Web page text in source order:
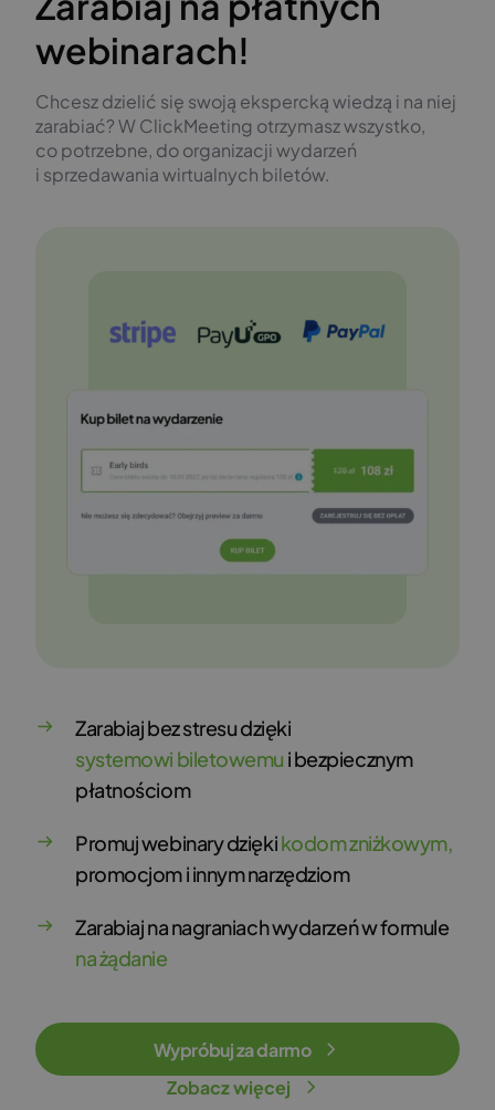
webinarach!
Chcesz dzielić się swoją ekspercką wiedzą i na niej
zarabiać? W ClickMeeting otrzymasz wszystko,
co potrzebne, do organizacji wydarzeń
i sprzedawania wirtualnych biletów.
Zarabiaj bez stresu dzięki
systemowi biletowemu i bezpiecznym
płatnościom
Promuj webinary dziękikodom zniżkowym,
promocjom i innym narzędziom
Zarabiaj na nagraniach wydarzeń w formule
na żądanie
Wypróbuj za darmo
Zobacz więcej